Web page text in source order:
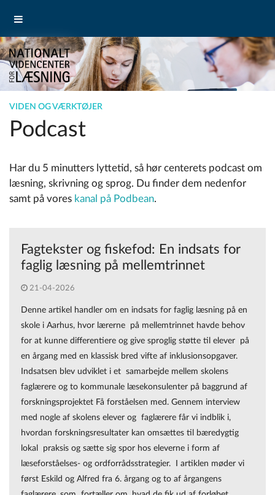
VIDEN OG VÆRKTØJER
Podcast
Har du 5 minutters lyttetid, så hør centerets podcast om
læsning, skrivning og sprog. Du finder dem nedenfor
samt på vores kanal på Podbean.
Fagtekster og fiskefod: En indsats for
faglig læsning på mellemtrinnet
21-04-2026
Denne artikel handler om en indsats for faglig læsning på en
skole i Aarhus, hvor lærerne på mellemtrinnet havde behov
for at kunne differentiere og give sproglig støtte til elever på
en årgang med en klassisk bred vifte af inklusionsopgaver.
Indsatsen blev udviklet i et samarbejde mellem skolens
faglærere og to kommunale læsekonsulenter på baggrund af
forskningsprojektet Få forståelsen med. Gennem interview
med nogle af skolens elever og faglærere får vi indblik i,
hvordan forskningsresultater kan omsættes til bæredygtig
lokal praksis og sætte sig spor hos eleverne i form af
læseforståelses- og ordforrådsstrategier. I artiklen møder vi
først Eskild og Alfred fra 6. årgang og to af årgangens